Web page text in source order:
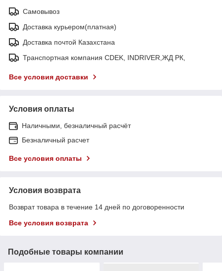
Самовывоз
Доставка курьером(платная)
Доставка почтой Казахстана
Транспортная компания CDEK, INDRIVER,ЖД РК,
Все условия доставки
Условия оплаты
Наличными, безналичный расчёт
Безналичный расчет
Все условия оплаты
Условия возврата
Возврат товара в течение 14 дней по договоренности
Все условия возврата
Подобные товары компании